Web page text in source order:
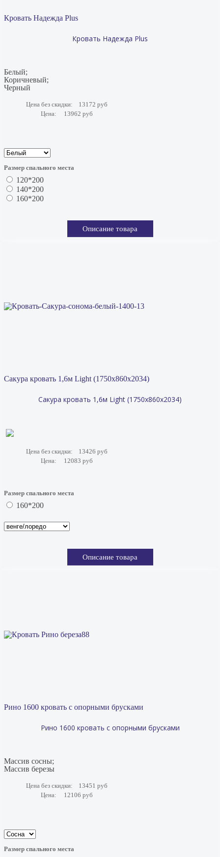
Кровать Надежда Plus
Кровать Надежда Plus
Белый;
Коричневый;
Черный
Цена без скидки:
13172 руб
Цена:
13962 руб
Размер спального места
120*200
140*200
160*200
Описание товара
Сакура кровать 1,6м Light (1750х860х2034)
Сакура кровать 1,6м Light (1750х860х2034)
Цена без скидки:
13426 руб
Цена:
12083 руб
Размер спального места
160*200
Описание товара
Рино 1600 кровать с опорными брусками
Рино 1600 кровать с опорными брусками
Массив сосны;
Массив березы
Цена без скидки:
13451 руб
Цена:
12106 руб
Размер спального места